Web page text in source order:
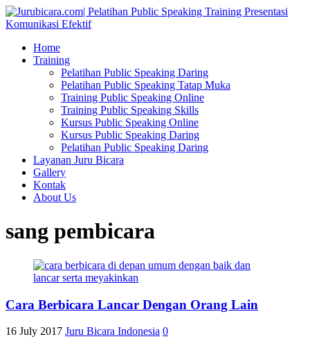
Home
Training
Pelatihan Public Speaking Daring
Pelatihan Public Speaking Tatap Muka
Training Public Speaking Online
Training Public Speaking Skills
Kursus Public Speaking Online
Kursus Public Speaking Daring
Pelatihan Public Speaking Daring
Layanan Juru Bicara
Gallery
Kontak
About Us
sang pembicara
Cara Berbicara Lancar Dengan Orang Lain
16 July 2017 Juru Bicara Indonesia 0